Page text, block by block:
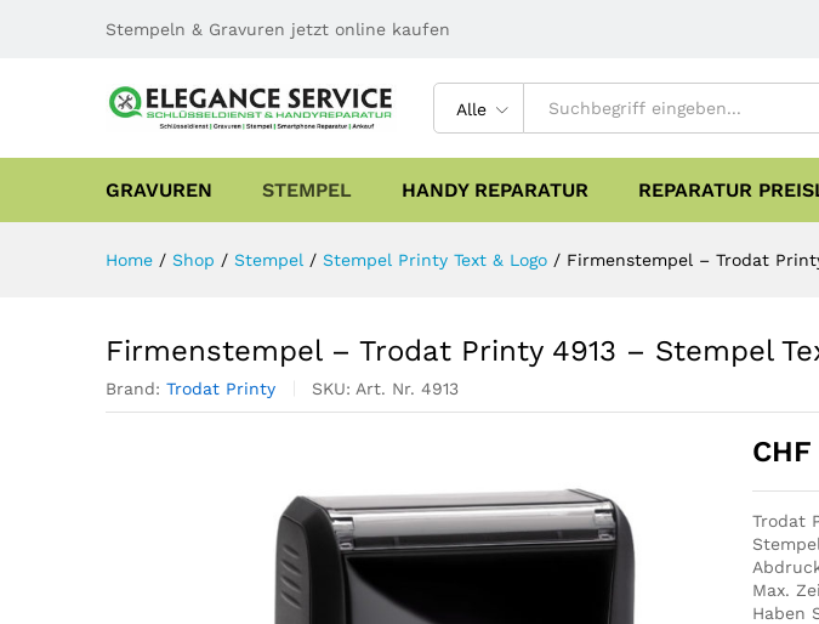
Stempeln & Gravuren jetzt online kaufen
Alle
GRAVUREN STEMPEL HANDY REPARATUR REPARATUR
Home / Shop / Stempel / Stempel Printy Text & Logo / Firmenstempel – Trodat
Firmenstempel – Trodat Printy 4913 – Stempel
Brand: Trodat Printy SKU: Art. Nr. 4913
CHF
Trodat
Max.
Haben